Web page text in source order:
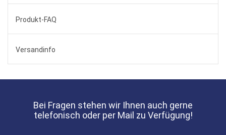
Produkt-FAQ
Versandinfo
Bei Fragen stehen wir Ihnen auch gerne
telefonisch oder per Mail zu Verfügung!